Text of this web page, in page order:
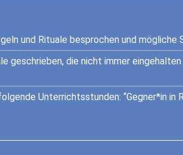
und Rituale besprochen und
geschrieben, die nicht immer
Unterrichtsstunden: “Gegner*in in